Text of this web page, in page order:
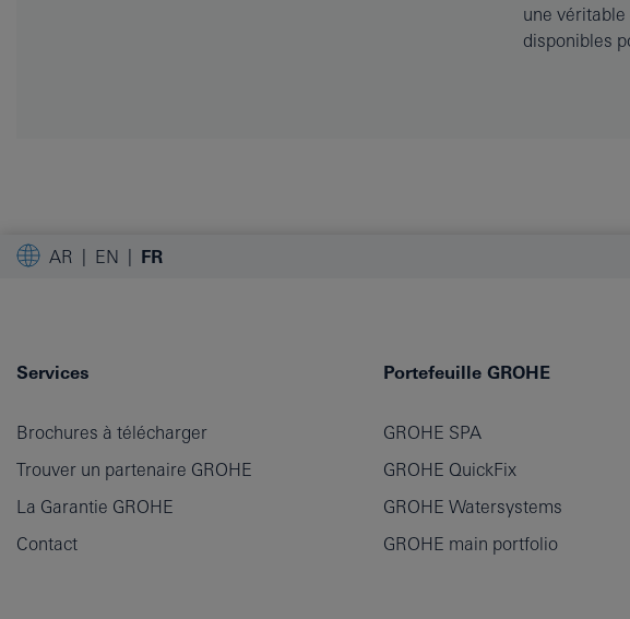
une
disponibles
AR EN FR
Services
Brochures à télécharger
Trouver un partenaire GROHE
La Garantie GROHE
Contact
Portefeuille GROHE
GROHE SPA
GROHE QuickFix
GROHE Watersystems
GROHE main portfolio